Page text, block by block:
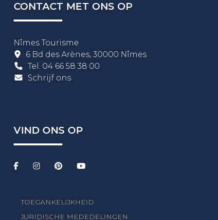
CONTACT MET ONS OP
Nîmes Tourisme
6 Bd des Arènes, 30000 Nîmes
Tel. 04 66 58 38 00
Schrijf ons
VIND ONS OP
TOEGANKELIJKHEID
JURIDISCHE MEDEDELINGEN